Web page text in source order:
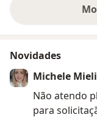
Novidades
Michele
Não atendo
para